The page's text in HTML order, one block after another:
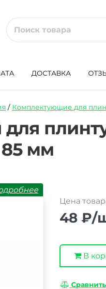
ДОСТАВКА
/ Комплектующие для
85 мм
Цена
48 ₽/
В
Сравнить